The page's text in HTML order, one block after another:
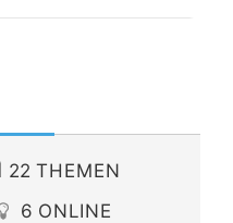
22 THEMEN
6 ONLINE